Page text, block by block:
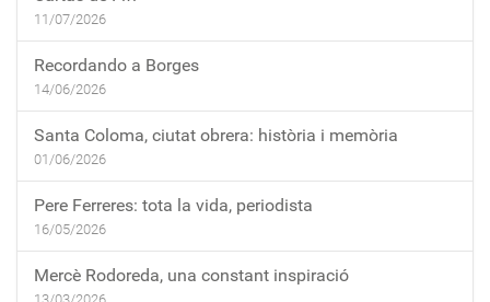
11/07/2026
Recordando a Borges
14/06/2026
Santa Coloma, ciutat obrera: història i memòria
01/06/2026
Pere Ferreres: tota la vida, periodista
16/05/2026
Mercè Rodoreda, una constant inspiració